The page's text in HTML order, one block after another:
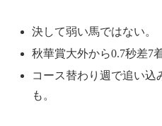
決して弱い馬ではない。
秋華賞大外から0.7秒差7
コース替わり週で追い込
も。